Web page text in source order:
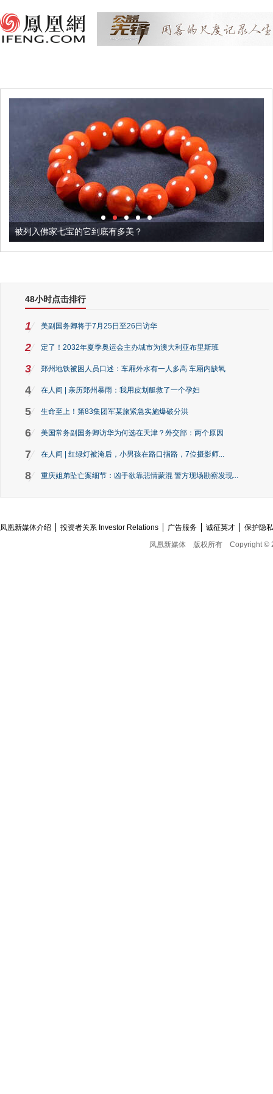
被列入佛家七宝的它到底有多美？
48小时点击排行
1 美副国务卿将于7月25日至26日访华
2 定了！2032年夏季奥运会主办城市为澳大利亚布里斯班
3 郑州地铁被困人员口述：车厢外水有一人多高 车厢内缺氧
4 在人间 | 亲历郑州暴雨：我用皮划艇救了一个孕妇
5 生命至上！第83集团军某旅紧急实施爆破分洪
6 美国常务副国务卿访华为何选在天津？外交部：两个原因
7 在人间 | 红绿灯被淹后，小男孩在路口指路，7位摄影师...
8 重庆姐弟坠亡案细节：凶手欲靠悲情蒙混 警方现场勘察发现...
凤凰新媒体介绍 投资者关系 Investor Relations 广告服务 诚征英才
保护隐
凤凰新媒体
版权所有 Copyright ©